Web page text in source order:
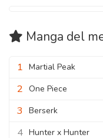
Manga del
1 Martial Peak
2 One Piece
3 Berserk
4 Hunter x Hunter